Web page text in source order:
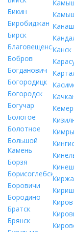
Бикин
Биробиджан
Бирск
Благовещенск
Бобров
Богданович
Богородицк
Богородск
Богучар
Бологое
Болотное
Большой
Камень
Борзя
Борисоглебск
Боровичи
Бородино
Братск
Брянск
Канаш
Канск
Кимры
Киров